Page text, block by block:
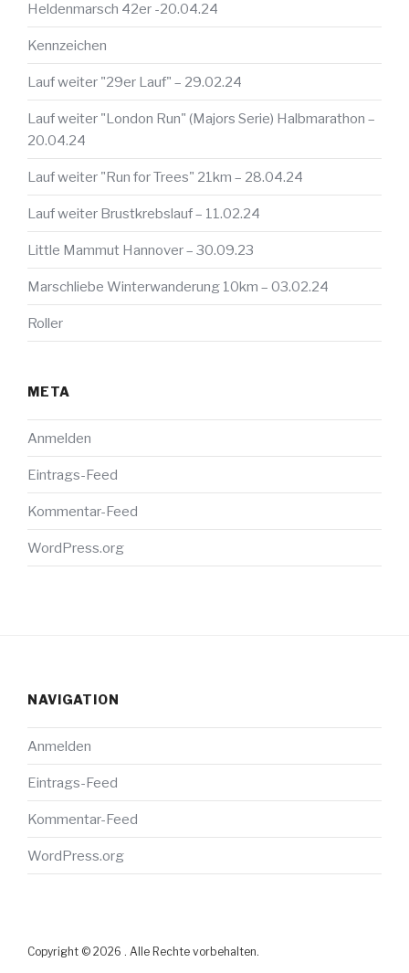
Heldenmarsch 42er -20.04.24
Kennzeichen
Lauf weiter "29er Lauf" – 29.02.24
Lauf weiter "London Run" (Majors Serie) Halbmarathon –
20.04.24
Lauf weiter "Run for Trees" 21km – 28.04.24
Lauf weiter Brustkrebslauf – 11.02.24
Little Mammut Hannover – 30.09.23
Marschliebe Winterwanderung 10km – 03.02.24
Roller
META
Anmelden
Eintrags-Feed
Kommentar-Feed
WordPress.org
NAVIGATION
Anmelden
Eintrags-Feed
Kommentar-Feed
WordPress.org
Copyright © 2026 . Alle Rechte vorbehalten.